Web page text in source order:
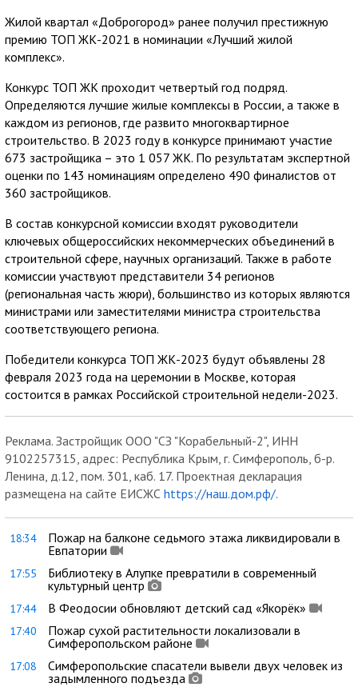
Жилой квартал «Доброгород» ранее получил престижную
премию ТОП ЖК-2021 в номинации «Лучший жилой
комплекс».
Конкурс ТОП ЖК проходит четвертый год подряд.
Определяются лучшие жилые комплексы в России, а также в
каждом из регионов, где развито многоквартирное
строительство. В 2023 году в конкурсе принимают участие
673 застройщика – это 1 057 ЖК. По результатам экспертной
оценки по 143 номинациям определено 490 финалистов от
360 застройщиков.
В состав конкурсной комиссии входят руководители
ключевых общероссийских некоммерческих объединений в
строительной сфере, научных организаций. Также в работе
комиссии участвуют представители 34 регионов
(региональная часть жюри), большинство из которых являются
министрами или заместителями министра строительства
соответствующего региона.
Победители конкурса ТОП ЖК-2023 будут объявлены 28
февраля 2023 года на церемонии в Москве, которая
состоится в рамках Российской строительной недели-2023.
Реклама. Застройщик ООО "СЗ "Корабельный-2", ИНН
9102257315, адрес: Республика Крым, г. Симферополь, б-р.
Ленина, д.12, пом. 301, каб. 17. Проектная декларация
размещена на сайте ЕИСЖС https://наш.дом.рф/.
18:34
Пожар на балконе седьмого этажа ликвидировали в
Евпатории
17:55
Библиотеку в Алупке превратили в современный
культурный центр
17:44 В Феодосии обновляют детский сад «Якорёк»
17:40
Пожар сухой растительности локализовали в
Симферопольском районе
17:08
Симферопольские спасатели вывели двух человек из
задымленного подъезда